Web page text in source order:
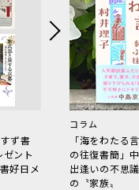
ず書
ント
好日メ
コラム
「海をわた
の往復書簡」
出逢いの不思
の〝家族〟